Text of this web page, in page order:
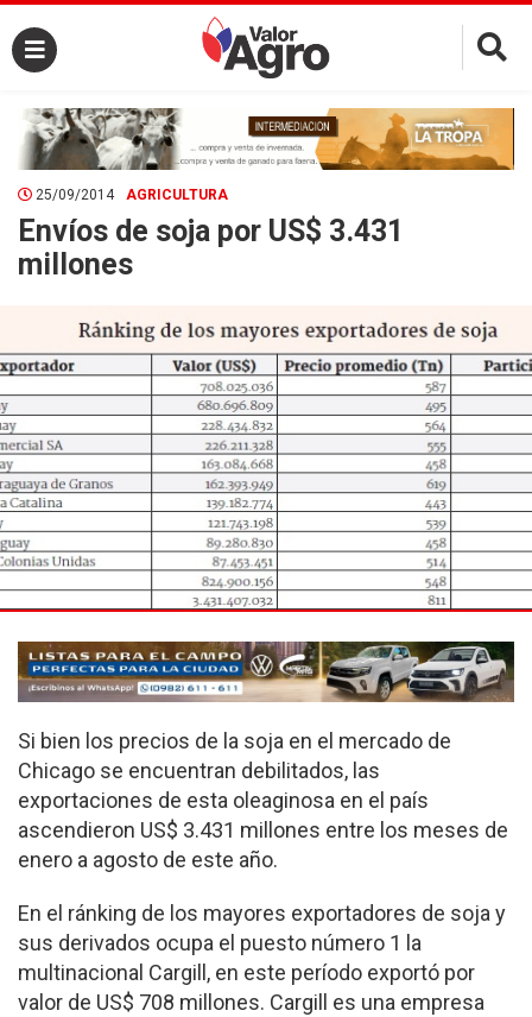
×
25/09/2014 AGRICULTURA
Envíos de soja por US$ 3.431
millones
Si bien los precios de la soja en el mercado de
Chicago se encuentran debilitados, las
exportaciones de esta olea­ginosa en el país
ascendie­ron US$ 3.431 millones entre los meses de
enero a agosto de este año.
En el ránking de los mayo­res exportadores de soja y
sus derivados ocupa el pues­to número 1 la
multinacio­nal Cargill, en este período exportó por
valor de US$ 708 millones. Cargill es una empresa